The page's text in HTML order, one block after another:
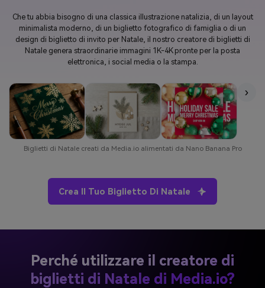
Che tu abbia bisogno di una classica illustrazione natalizia, di un layout
minimalista moderno, di un biglietto fotografico di famiglia o di un
design di biglietto di invito per Natale, il nostro creatore di biglietti di
Natale genera straordinarie immagini 1K-4K pronte per la posta
elettronica, i social media o la stampa.
›
Biglietti di Natale creati da Media.io alimentati da Nano Banana Pro
Crea Il Tuo Biglietto Di Natale
Perché utilizzare il creatore di
biglietti di Natale di Media.io?